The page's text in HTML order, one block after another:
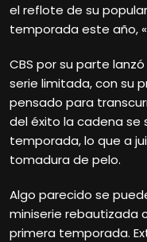
el reflote de su
temporada este año, «
CBS por su parte lanzó
serie limitada, con su
pensado para
del éxito la cadena se
temporada, lo que a
tomadura de pelo.
Algo parecido se
miniserie rebautizada
primera temporada.